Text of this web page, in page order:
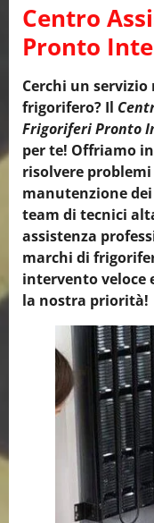
Centro
Pronto
Cerchi un
frigorifero? Il
Frigoriferi Pronto
per te! Offriamo
risolvere
manutenzione
team di tecnici
assistenza
marchi di
intervento veloce
la nostra priorità!